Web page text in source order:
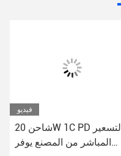
فيديو
شاحن 20W 1C PD التسعير
المباشر من المصنع يوفر